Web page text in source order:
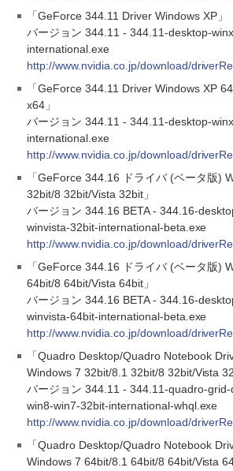
「GeForce 344.11 Driver Windows XP」
バージョン 344.11 - 344.11-desktop-
international.exe
http://www.nvidia.co.jp/download/
「GeForce 344.11 Driver Windows XP
x64」
バージョン 344.11 - 344.11-desktop-
international.exe
http://www.nvidia.co.jp/download/
「GeForce 344.16 ドライバ (ベータ版)
32bit/8 32bit/Vista 32bit」
バージョン 344.16 BETA - 344.16-
winvista-32bit-international-beta.exe
http://www.nvidia.co.jp/download/
「GeForce 344.16 ドライバ (ベータ版)
64bit/8 64bit/Vista 64bit」
バージョン 344.16 BETA - 344.16-
winvista-64bit-international-beta.exe
http://www.nvidia.co.jp/download/
「Quadro Desktop/Quadro Notebook
Windows 7 32bit/8.1 32bit/8 32bit/Vista
バージョン 344.11 - 344.11-quadro-
win8-win7-32bit-international-whql.exe
http://www.nvidia.co.jp/download/
「Quadro Desktop/Quadro Notebook
Windows 7 64bit/8.1 64bit/8 64bit/Vista